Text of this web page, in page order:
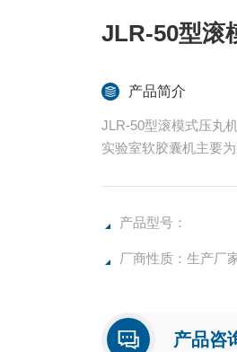
JLR-50型滚
产品简介
JLR-50型滚模式压丸
实验室软胶囊机主要
产品型号：
厂商性质：生产厂
产品咨